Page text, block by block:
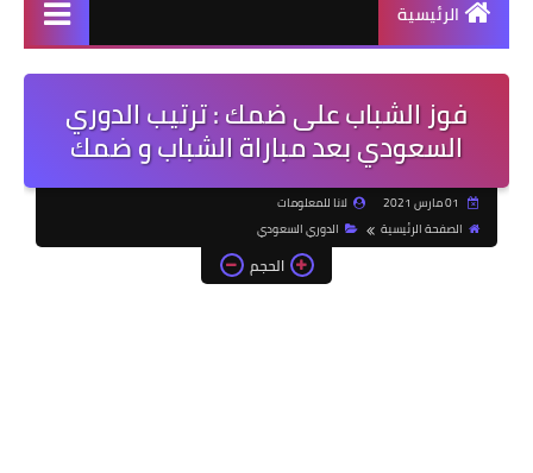
الرئيسية
فوز الشباب على ضمك : ترتيب الدوري
السعودي بعد مباراة الشباب و ضمك
لانا للمعلومات
الصفحة الرئيسية
الدوري السعودي
الحجم